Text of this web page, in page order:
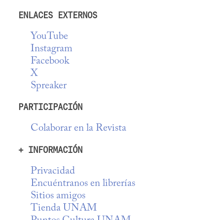
ENLACES EXTERNOS
YouTube
Instagram
Facebook
X
Spreaker
PARTICIPACIÓN
Colaborar en la Revista
+ INFORMACIÓN
Privacidad
Encuéntranos en librerías
Sitios amigos
Tienda UNAM